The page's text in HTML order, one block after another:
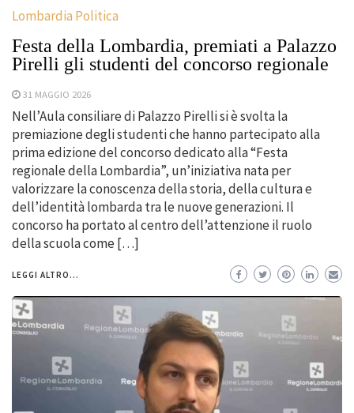
Lombardia Politica
Festa della Lombardia, premiati a Palazzo
Pirelli gli studenti del concorso regionale
31 MAGGIO 2026
Nell’Aula consiliare di Palazzo Pirelli si è svolta la
premiazione degli studenti che hanno partecipato alla
prima edizione del concorso dedicato alla “Festa
regionale della Lombardia”, un’iniziativa nata per
valorizzare la conoscenza della storia, della cultura e
dell’identità lombarda tra le nuove generazioni. Il
concorso ha portato al centro dell’attenzione il ruolo
della scuola come […]
LEGGI ALTRO...